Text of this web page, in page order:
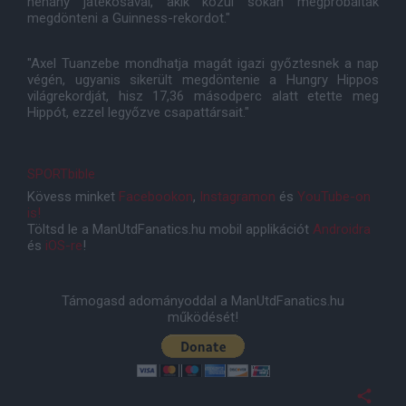
megdönteni a Guinness-rekordot."
"Axel Tuanzebe mondhatja magát igazi győztesnek a nap
végén, ugyanis sikerült megdöntenie a Hungry Hippos
világrekordját, hisz 17,36 másodperc alatt etette meg
Hippót, ezzel legyőzve csapattársait."
SPORTbible
Kövess minket Facebookon, Instagramon és YouTube-on
is!
Töltsd le a ManUtdFanatics.hu mobil applikációt Androidra
és iOS-re!
Támogasd adományoddal a ManUtdFanatics.hu
működését!